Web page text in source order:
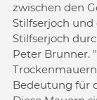
zwischen den
Stilfserjoch
Stilfserjoch
Peter Brunner.
Bedeutung für